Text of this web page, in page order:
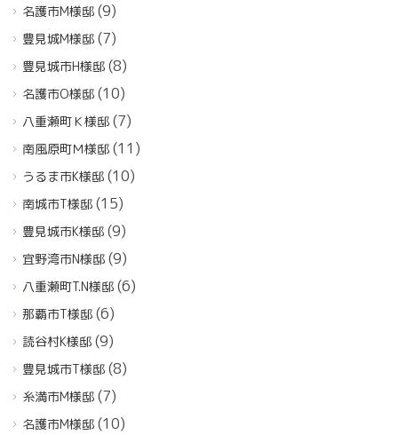
名護市M様邸 (9)
豊見城M様邸 (7)
豊見城市H様邸 (8)
名護市O様邸 (10)
八重瀬町Ｋ様邸 (7)
南風原町Ｍ様邸 (11)
うるま市K様邸 (10)
南城市T様邸 (15)
豊見城市K様邸 (9)
宜野湾市N様邸 (9)
八重瀬町T.N様邸 (6)
那覇市T様邸 (6)
読谷村K様邸 (9)
豊見城市T様邸 (8)
糸満市M様邸 (7)
名護市M様邸 (10)